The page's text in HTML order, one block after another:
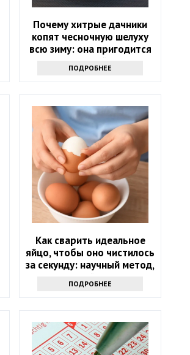
Почему хитрые дачники
копят чесночную шелуху
всю зиму: она пригодится
весной
ПОДРОБНЕЕ
Как сварить идеальное
яйцо, чтобы оно чистилось
за секунду: научный метод,
основанный на физике
ПОДРОБНЕЕ